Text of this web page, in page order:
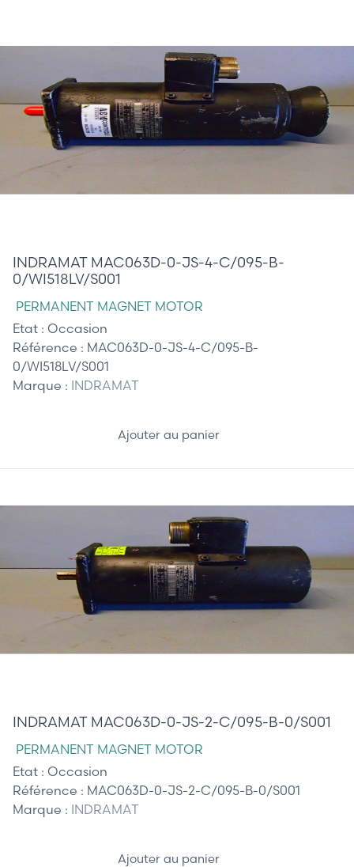
INDRAMAT MAC063D-0-JS-4-C/095-B-
0/WI518LV/S001
PERMANENT MAGNET MOTOR
Etat : Occasion
Référence : MAC063D-0-JS-4-C/095-B-
0/WI518LV/S001
Marque : INDRAMAT
Ajouter au panier
INDRAMAT MAC063D-0-JS-2-C/095-B-0/S001
PERMANENT MAGNET MOTOR
Etat : Occasion
Référence : MAC063D-0-JS-2-C/095-B-0/S001
Marque : INDRAMAT
Ajouter au panier